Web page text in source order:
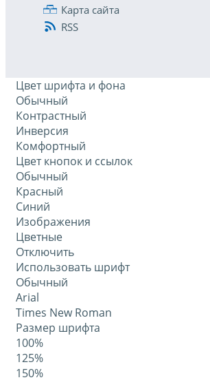
Карта сайта
RSS
Цвет шрифта и фона
Обычный
Контрастный
Инверсия
Комфортный
Цвет кнопок и ссылок
Обычный
Красный
Синий
Изображения
Цветные
Отключить
Использовать шрифт
Обычный
Arial
Times New Roman
Размер шрифта
100%
125%
150%